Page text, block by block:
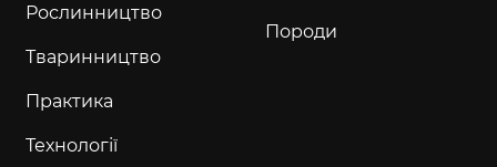
Рослинництво
Тваринництво
Практика
Технології
Породи